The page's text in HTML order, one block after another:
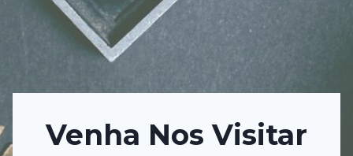
Venha Nos Visitar